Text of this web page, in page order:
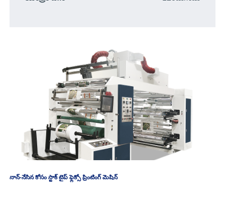
నాన్-నేసిన కోసం స్టాక్ టైప్ ఫ్లెక్సో ప్రింటింగ్ మెషిన్